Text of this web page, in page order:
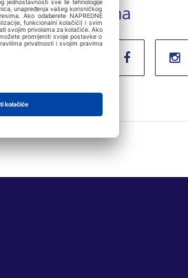
mrežama